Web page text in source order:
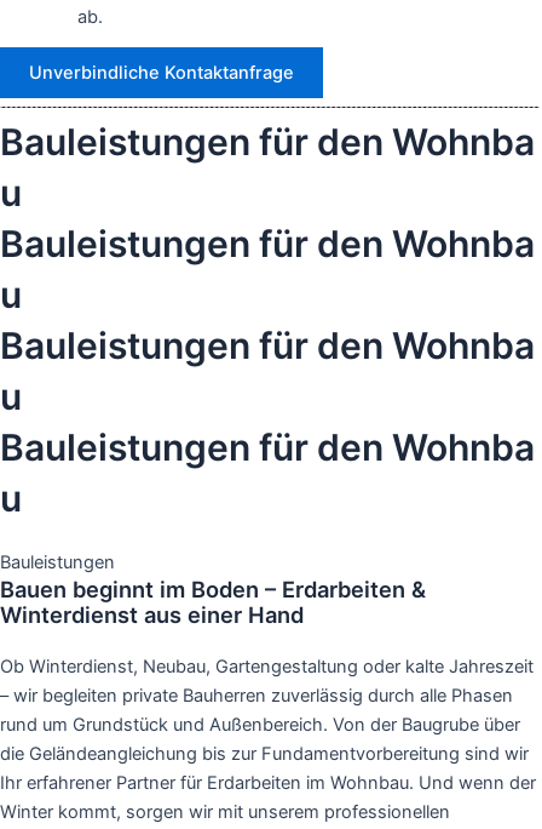
ab.
Unverbindliche Kontaktanfrage
Bauleistungen für den Wohnba
u
Bauleistungen für den Wohnba
u
Bauleistungen für den Wohnba
u
Bauleistungen für den Wohnba
u
Bauleistungen
Bauen beginnt im Boden – Erdarbeiten &
Winterdienst aus einer Hand
Ob Winterdienst, Neubau, Gartengestaltung oder kalte Jahreszeit
– wir begleiten private Bauherren zuverlässig durch alle Phasen
rund um Grundstück und Außenbereich. Von der Baugrube über
die Geländeangleichung bis zur Fundamentvorbereitung sind wir
Ihr erfahrener Partner für Erdarbeiten im Wohnbau. Und wenn der
Winter kommt, sorgen wir mit unserem professionellen